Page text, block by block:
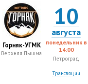
Горняк-УГМК
Верхняя Пышма
10
августа
понедельник в
14:00
Петроград
Трансляции